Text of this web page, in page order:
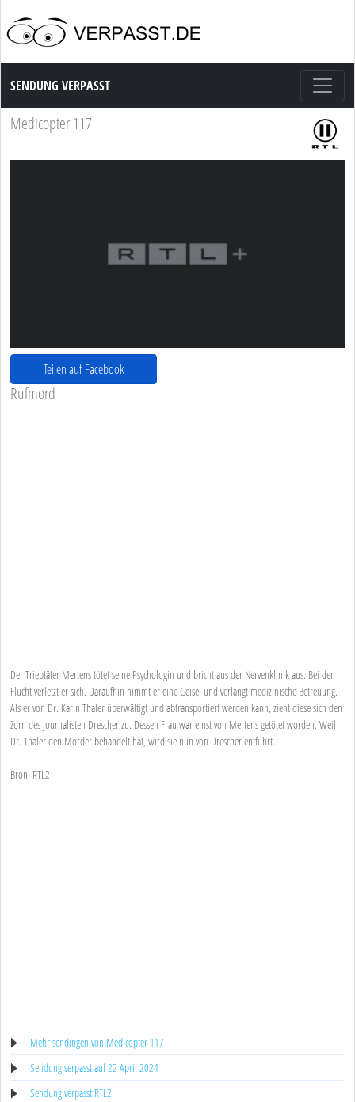
Sendung Verpasst
SENDUNG VERPASST
Medicopter 117
Teilen auf Facebook
Rufmord
Der Triebtäter Mertens tötet seine Psychologin und bricht aus der Nervenklinik aus. Bei der
Flucht verletzt er sich. Daraufhin nimmt er eine Geisel und verlangt medizinische Betreuung.
Als er von Dr. Karin Thaler überwältigt und abtransportiert werden kann, zieht diese sich den
Zorn des Journalisten Drescher zu. Dessen Frau war einst von Mertens getötet worden. Weil
Dr. Thaler den Mörder behandelt hat, wird sie nun von Drescher entführt.
Bron: RTL2
Mehr sendingen von Medicopter 117
Sendung verpasst auf 22 April 2024
Sendung verpasst RTL2